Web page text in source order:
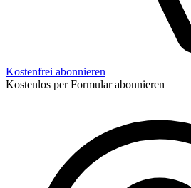
Kostenfrei abonnieren
Kostenlos per Formular abonnieren